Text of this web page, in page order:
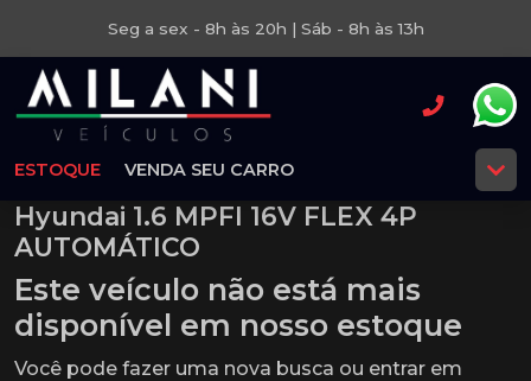
Seg a sex - 8h às 20h | Sáb - 8h às 13h
ESTOQUE VENDA SEU CARRO
Hyundai 1.6 MPFI 16V FLEX 4P
AUTOMÁTICO
Este veículo não está mais
disponível em nosso estoque
Você pode fazer uma nova busca ou entrar em